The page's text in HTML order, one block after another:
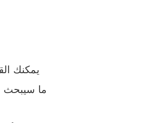
يمكنك
ما سيبحث